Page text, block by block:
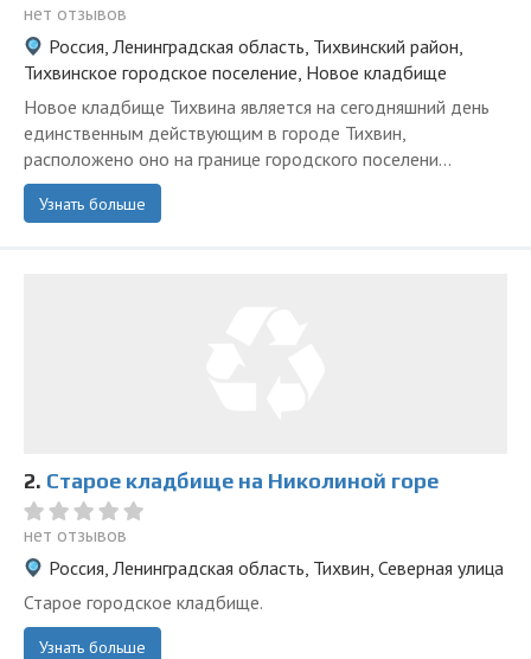
нет отзывов
Россия, Ленинградская область, Тихвинский район,
Тихвинское городское поселение, Новое кладбище
Новое кладбище Тихвина является на сегодняшний день
единственным действующим в городе Тихвин,
расположено оно на границе городского поселени...
Узнать больше
2. Старое кладбище на Николиной горе
нет отзывов
Россия, Ленинградская область, Тихвин, Северная улица
Старое городское кладбище.
Узнать больше